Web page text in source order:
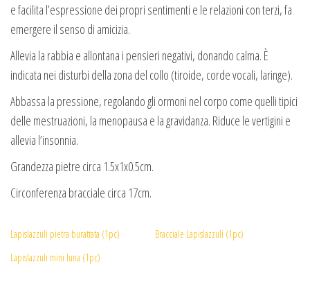
e facilita l’espressione dei propri sentimenti e le relazioni con terzi, fa
emergere il senso di amicizia.
Allevia la rabbia e allontana i pensieri negativi, donando calma. È
indicata nei disturbi della zona del collo (tiroide, corde vocali, laringe).
Abbassa la pressione, regolando gli ormoni nel corpo come quelli tipici
delle mestruazioni, la menopausa e la gravidanza. Riduce le vertigini e
allevia l’insonnia.
Grandezza pietre circa 1.5x1x0.5cm.
Circonferenza bracciale circa 17cm.
Lapislazzuli pietra burattata (1pc)
Bracciale Lapislazzuli (1pc)
Lapislazzuli mini luna (1pc)